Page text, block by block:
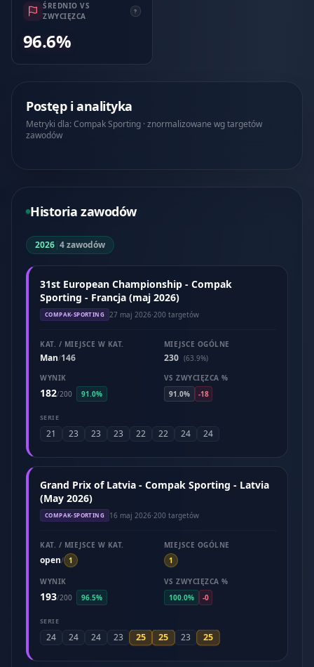
ŚREDNIO VS
ZWYCIĘZCA
96.6%
Postęp i analityka
Metryki dla: Compak Sporting · znormalizowane wg targetów
zawodów
Historia zawodów
2026|4 zawodów
31st European Championship - Compak
Sporting - Francja (maj 2026)
COMPAK-SPORTING 27 maj 2026·200 targetów
KAT. / MIEJSCE W KAT.
Man/146
MIEJSCE OGÓLNE
230 (63.9%)
WYNIK
182/200 91.0%
VS ZWYCIĘZCA %
91.0%
-18
SERIE
21 23 23 23 22 22 24 24
Grand Prix of Latvia - Compak Sporting - Latvia
(May 2026)
COMPAK-SPORTING 16 maj 2026·200 targetów
KAT. / MIEJSCE W KAT.
open/ 1
MIEJSCE OGÓLNE
1
WYNIK
193/200 96.5%
VS ZWYCIĘZCA %
100.0%
-0
SERIE
24 24 24 23 25 25 23 25